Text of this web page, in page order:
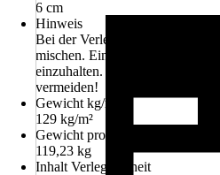
6 cm
Hinweis
Bei der Verlegung immer
mischen. Ein Fugenabstand
einzuhalten. Der Kontakt der
vermeiden!
Gewicht kg/m²
129 kg/m²
Gewicht pro Stück
119,23 kg
Inhalt Verlegeeinheit